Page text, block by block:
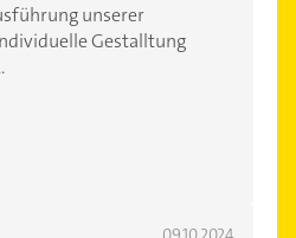
unserer
Gestalltung